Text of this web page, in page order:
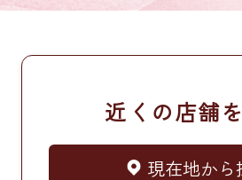
近くの店舗
現在地から